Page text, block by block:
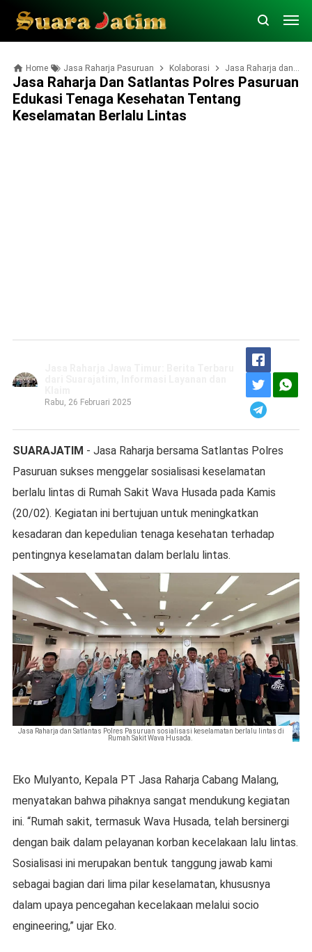
Home Jasa Raharja Pasuruan Kolaborasi Jasa Raharja dan Satlantas Polres Pasuruan Edukasi Tenaga Kesehatan Tentang Keselamatan Berlalu Lintas
Jasa Raharja Dan Satlantas Polres Pasuruan
Edukasi Tenaga Kesehatan Tentang
Keselamatan Berlalu Lintas
Rabu, 26 Februari 2025
SUARAJATIM - Jasa Raharja bersama Satlantas Polres
Pasuruan sukses menggelar sosialisasi keselamatan
berlalu lintas di Rumah Sakit Wava Husada pada Kamis
(20/02). Kegiatan ini bertujuan untuk meningkatkan
kesadaran dan kepedulian tenaga kesehatan terhadap
pentingnya keselamatan dalam berlalu lintas.
Jasa Raharja dan Satlantas Polres Pasuruan sosialisasi keselamatan berlalu lintas di
Rumah Sakit Wava Husada.
Eko Mulyanto, Kepala PT Jasa Raharja Cabang Malang,
menyatakan bahwa pihaknya sangat mendukung kegiatan
ini. “Rumah sakit, termasuk Wava Husada, telah bersinergi
dengan baik dalam pelayanan korban kecelakaan lalu lintas.
Sosialisasi ini merupakan bentuk tanggung jawab kami
sebagai bagian dari lima pilar keselamatan, khususnya
dalam upaya pencegahan kecelakaan melalui socio
engineering,” ujar Eko.